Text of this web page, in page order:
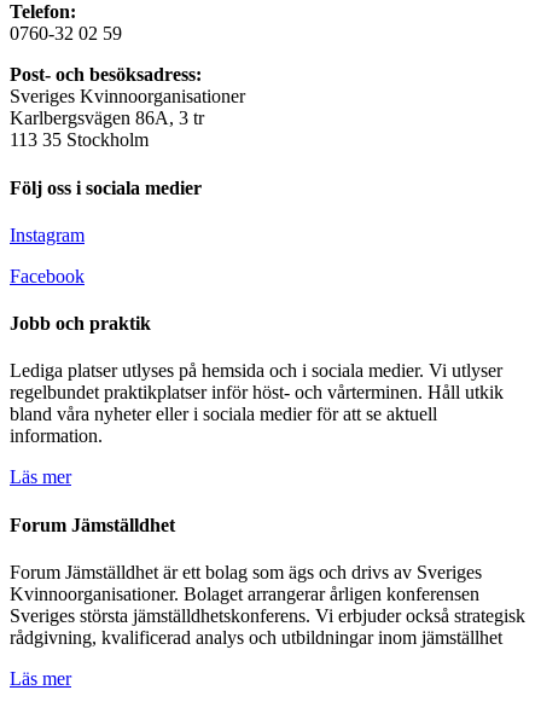
Telefon:
0760-32 02 59
Post- och besöksadress:
Sveriges Kvinnoorganisationer
Karlbergsvägen 86A, 3 tr
113 35 Stockholm
Följ oss i sociala medier
Instagram
Facebook
Jobb och praktik
Lediga platser utlyses på hemsida och i sociala medier. Vi utlyser
regelbundet praktikplatser inför höst- och vårterminen. Håll utkik
bland våra nyheter eller i sociala medier för att se aktuell
information.
Läs mer
Forum Jämställdhet
Forum Jämställdhet är ett bolag som ägs och drivs av Sveriges
Kvinnoorganisationer. Bolaget arrangerar årligen konferensen
Sveriges största jämställdhetskonferens. Vi erbjuder också strategisk
rådgivning, kvalificerad analys och utbildningar inom jämställhet
Läs mer